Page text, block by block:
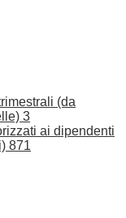
(da
3
ai dipendenti
871